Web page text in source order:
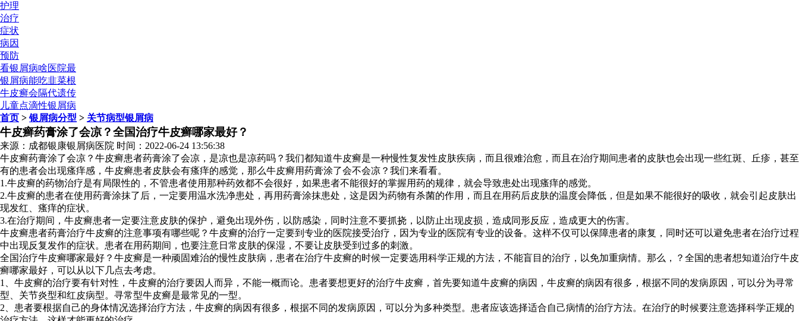
护理
治疗
症状
病因
预防
看银屑病啥医院最
银屑病能吃韭菜根
牛皮癣会隔代遗传
儿童点滴性银屑病
首页 >银屑病分型 > 关节病型银屑病
牛皮癣药膏涂了会凉？全国治疗牛皮癣哪家最好？
来源：成都银康银屑病医院 时间：2022-06-24 13:56:38
牛皮癣药膏涂了会凉？牛皮癣患者药膏涂了会凉，是凉也是凉药吗？我们都知道牛皮癣是一种慢性复发性皮肤疾病，而且很难治愈，而且在治疗期间患者的皮肤也会出现一些红斑、丘疹，甚至
有的患者会出现瘙痒感，牛皮癣患者皮肤会有瘙痒的感觉，那么牛皮癣用药膏涂了会不会凉？我们来看看。
1.牛皮癣的药物治疗是有局限性的，不管患者使用那种药效都不会很好，如果患者不能很好的掌握用药的规律，就会导致患处出现瘙痒的感觉。
2.牛皮癣的患者在使用药膏涂抹了后，一定要用温水洗净患处，再用药膏涂抹患处，这是因为药物有杀菌的作用，而且在用药后皮肤的温度会降低，但是如果不能很好的吸收，就会引起皮肤出
现发红、瘙痒的症状。
3.在治疗期间，牛皮癣患者一定要注意皮肤的保护，避免出现外伤，以防感染，同时注意不要抓挠，以防止出现皮损，造成同形反应，造成更大的伤害。
牛皮癣患者药膏治疗牛皮癣的注意事项有哪些呢？牛皮癣的治疗一定要到专业的医院接受治疗，因为专业的医院有专业的设备。这样不仅可以保障患者的康复，同时还可以避免患者在治疗过程
中出现反复发作的症状。患者在用药期间，也要注意日常皮肤的保湿，不要让皮肤受到过多的刺激。
全国治疗牛皮癣哪家最好？牛皮癣是一种顽固难治的慢性皮肤病，患者在治疗牛皮癣的时候一定要选用科学正规的方法，不能盲目的治疗，以免加重病情。那么，？全国的患者想知道治疗牛皮
癣哪家最好，可以从以下几点去考虑。
1、牛皮癣的治疗要有针对性，牛皮癣的治疗要因人而异，不能一概而论。患者要想更好的治疗牛皮癣，首先要知道牛皮癣的病因，牛皮癣的病因有很多，根据不同的发病原因，可以分为寻常
型、关节炎型和红皮病型。寻常型牛皮癣是最常见的一型。
2、患者要根据自己的身体情况选择治疗方法，牛皮癣的病因有很多，根据不同的发病原因，可以分为多种类型。患者应该选择适合自己病情的治疗方法。在治疗的时候要注意选择科学正规的